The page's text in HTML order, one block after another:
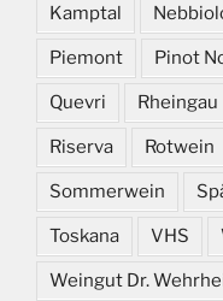
Kamptal
Piemont Pinot
Quevri Rheingau
Riserva Rotwein
Sommerwein
Toskana VHS
Weingut Dr.